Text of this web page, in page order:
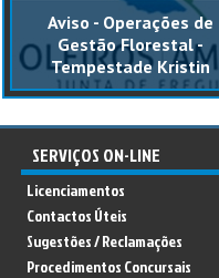
Aviso - Operações de
Gestão Florestal -
Tempestade Kristin
SERVIÇOS ON-LINE
Licenciamentos
Contactos Úteis
Sugestões / Reclamações
Procedimentos Concursais